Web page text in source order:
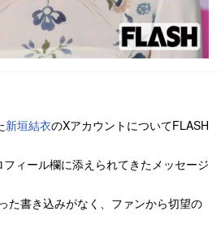
新垣結衣のXアカウントについてFLASH
ィール欄に添えられてきたメッセージ
た書き込みがなく、ファンから切望の